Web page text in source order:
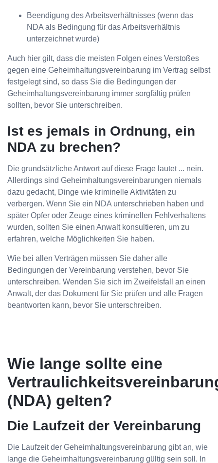
Beendigung des Arbeitsverhältnisses (wenn das
NDA als Bedingung für das Arbeitsverhältnis
unterzeichnet wurde)
Auch hier gilt, dass die meisten Folgen eines Verstoßes
gegen eine Geheimhaltungsvereinbarung im Vertrag selbst
festgelegt sind, so dass Sie die Bedingungen der
Geheimhaltungsvereinbarung immer sorgfältig prüfen
sollten, bevor Sie unterschreiben.
Ist es jemals in Ordnung, ein
NDA zu brechen?
Die grundsätzliche Antwort auf diese Frage lautet ... nein.
Allerdings sind Geheimhaltungsvereinbarungen niemals
dazu gedacht, Dinge wie kriminelle Aktivitäten zu
verbergen. Wenn Sie ein NDA unterschrieben haben und
später Opfer oder Zeuge eines kriminellen Fehlverhaltens
wurden, sollten Sie einen Anwalt konsultieren, um zu
erfahren, welche Möglichkeiten Sie haben.
Wie bei allen Verträgen müssen Sie daher alle
Bedingungen der Vereinbarung verstehen, bevor Sie
unterschreiben. Wenden Sie sich im Zweifelsfall an einen
Anwalt, der das Dokument für Sie prüfen und alle Fragen
beantworten kann, bevor Sie unterschreiben.
Wie lange sollte eine
(NDA) gelten?
Die Laufzeit der Vereinbarung
Die Laufzeit der Geheimhaltungsvereinbarung gibt an, wie
lange die Geheimhaltungsvereinbarung gültig sein soll. In